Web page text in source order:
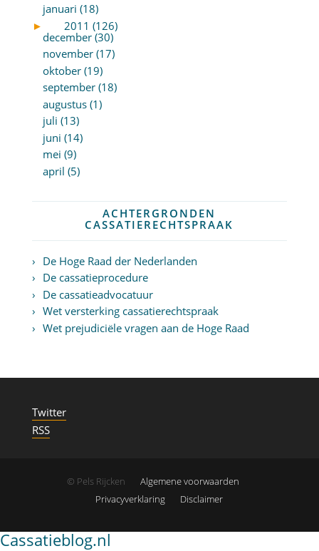
januari (18)
►
2011 (126)
december (30)
november (17)
oktober (19)
september (18)
augustus (1)
juli (13)
juni (14)
mei (9)
april (5)
ACHTERGRONDEN
CASSATIERECHTSPRAAK
De Hoge Raad der Nederlanden
De cassatieprocedure
De cassatieadvocatuur
Wet versterking cassatierechtspraak
Wet prejudiciële vragen aan de Hoge Raad
Twitter
RSS
© Pels Rijcken
Algemene voorwaarden
Privacyverklaring
Disclaimer
Cassatieblog.nl